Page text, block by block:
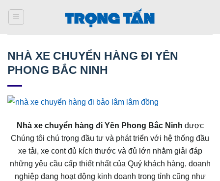
qua
NHÀ XE CHUYỂN HÀNG ĐI YÊN
PHONG BẮC NINH
Nhà xe chuyển hàng đi Yên Phong Bắc Ninh được
Chúng tôi chú trọng đầu tư và phát triển với hệ thống đầu
xe tải, xe cont đủ kích thước và đủ lớn nhằm giải đáp
những yêu cầu cấp thiết nhất của Quý khách hàng, doanh
nghiệp đang hoạt động kinh doanh trong tỉnh cũng như